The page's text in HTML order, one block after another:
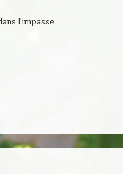
l'impasse